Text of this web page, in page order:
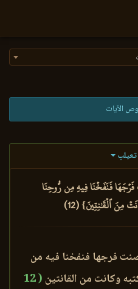
الآيات
فَنَفَخۡنَا فِيهِ مِن رُّوحِنَا
ٱلۡقَٰنِتِينَ} (12)
فرجها فنفخنا فيه من
وكانت من القانتين ( 12